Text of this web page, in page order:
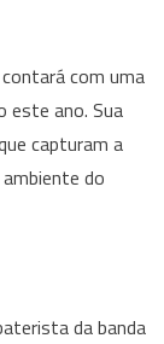
com uma
este ano. Sua
capturam a
do
da banda